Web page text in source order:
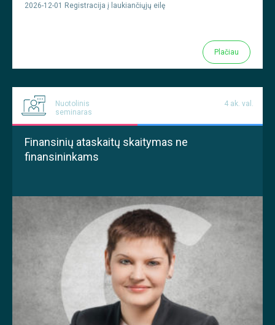
2026-12-01 Registracija į laukiančiųjų eilę
Plačiau
Nuotolinis
seminaras
4 ak. val.
Finansinių ataskaitų skaitymas ne
finansininkams